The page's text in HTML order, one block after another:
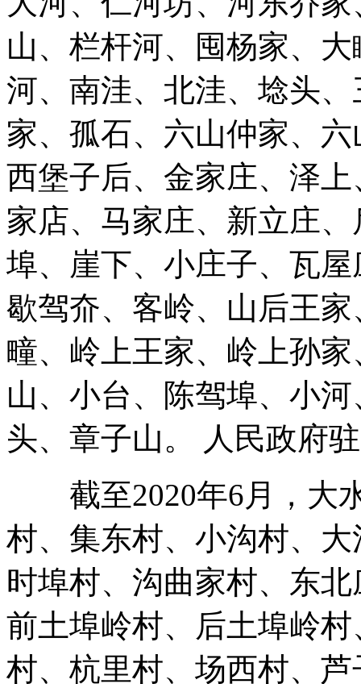
山、栏杆河、囤杨家、
河、南洼、北洼、埝头
家、孤石、六山仲家、
西堡子后、金家庄、泽
家店、马家庄、新立庄
埠、崖下、小庄子、瓦
歇驾夼、客岭、山后王
疃、岭上王家、岭上孙
山、小台、陈驾埠、小
头、章子山。 人民政府
截至2020年6月，大水
村、集东村、小沟村、
时埠村、沟曲家村、东
前土埠岭村、后土埠岭
村、杭里村、场西村、